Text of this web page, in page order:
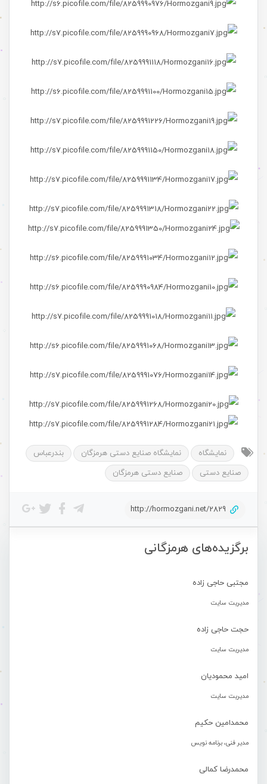
برگزیده‌های هرمزگانی
مجتبی حاجی زاده
مدیریت سایت
حجت حاجی زاده
مدیریت سایت
امید محمودیان
مدیریت سایت
محمدامین حکیم
مدیر فنی، برنامه نویس
محمدرضا کمالی
نمایشگاه نمایشگاه صنایع دستی هرمزگان
بندرعباس
صنایع دستی
صنایع دستی هرمزگان
http://hormozgani.net/2829